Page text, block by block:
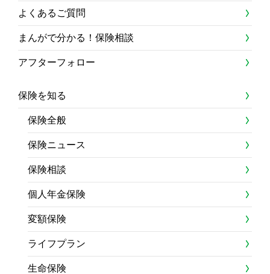
よくあるご質問
まんがで分かる！保険相談
アフターフォロー
保険を知る
保険全般
保険ニュース
保険相談
個人年金保険
変額保険
ライフプラン
生命保険